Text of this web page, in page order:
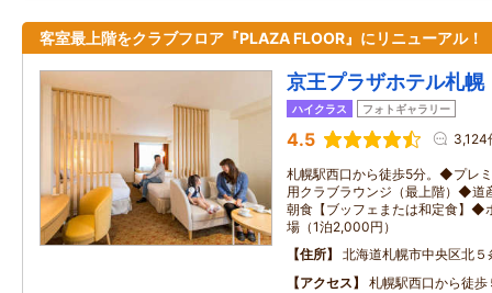
客室最上階をクラブフロア『PLAZA FLOOR』にリニューアル！
京王プラザホテル札幌
ハイクラス フォトギャラリー
4.5 3,124
札幌駅西口から徒歩5分。◆プレ
用クラブラウンジ（最上階）◆道
朝食【ブッフェまたは和定食】◆
場（1泊2,000円）
住所
北海道札幌市中央区北
アクセス
札幌駅西口から徒